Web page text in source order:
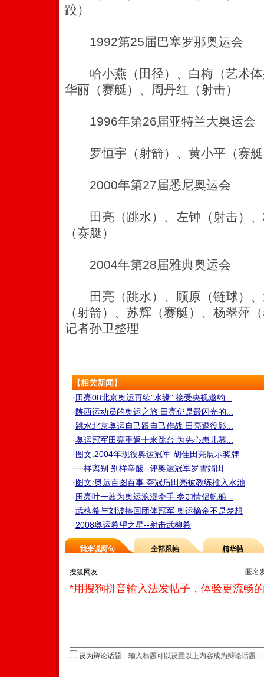
跤）
1992第25届巴塞罗那奥运会
哈小燕（田径）、白梅（艺术体
华丽（赛艇）、周丹红（射击）
1996年第26届亚特兰大奥运会
罗恒宇（射箭）、黄小平（赛艇
2000年第27届悉尼奥运会
田亮（跳水）、左钟（射击）、
（赛艇）
2004年第28届雅典奥运会
田亮（跳水）、顾原（链球）、
（射箭）、苏辉（赛艇）、杨翠萍
记者孙卫整理
【相关新闻】
· 田亮08北京奥运再续"水缘" 接受央视邀约...
· 陕西运动员的奥运之旅 田亮仍是最闪光的...
·跳水北京奥运自己跟自己作战 田亮退役影...
·奥运冠军田亮重返十米跳台 为先心患儿募...
·图文:2004年现役奥运冠军 胡佳田亮展示奖牌
·一样离别 别样辛酸--评奥运冠军罗雪娟田...
·图文:奥运百图百事 夺冠后田亮被教练推入水池
· 田亮叶一茜为奥运浪漫牵手 参加情侣帆船...
·武柳希与刘波捧回团体冠军 奥运摘金不是梦想
·2008奥运希望之星--射击武柳希
我来说两句 全部跟帖 精华帖
匿名
*用搜狗拼音输入法发帖子，体验更流畅
设为辩论话题